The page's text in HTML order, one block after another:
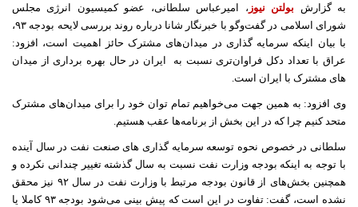
به گزارش بولتن نیوز ، امیرعباس سلطانی، عضو کمیسیون انرژی مجلس
شورای اسلامی در گفت‌و‌گو با خبرنگار شانا درباره روند بررسی لایحه بودجه ۹۳،
با بیان اینکه سرمایه گذاری در میدان‌های مشترک حائز اهمیت است، افزود:
عراق با تعداد دکل فراوان‌تری نسبت به
ایران در حال بهره برداری از میدان
های مشترک با ایران است.
وی افزود: به همین جهت می‌خواهیم تمام توان خود را برای میدان‌های مشترک
متحد کنیم چرا که در این بخش از برنامه‌ها عقب هستیم.
سلطانی در خصوص نحوه توسعه سرمایه گذاری های صنعت نفت در سال آینده
با توجه به اینکه بودجه وزارت نفت نسبت به سال گذشته تغییر چندانی نکرده و
همچنین بخش‌های از قانون بودجه مرتبط با وزارت نفت در سال ٩٢ نیز محقق
نشده است، گفت: تفاوت در این است که پیش بینی می‌شود بودجه ۹۳ کاملا یا